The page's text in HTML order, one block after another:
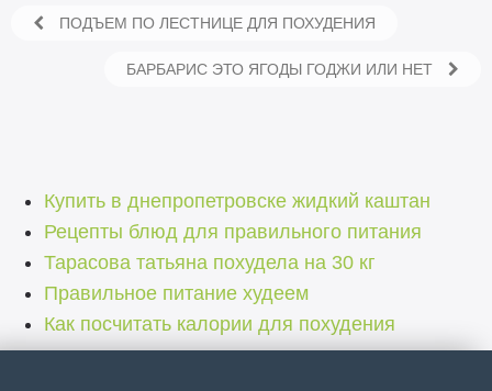
ПОДЪЕМ ПО ЛЕСТНИЦЕ ДЛЯ ПОХУДЕНИЯ
БАРБАРИС ЭТО ЯГОДЫ ГОДЖИ ИЛИ НЕТ
Купить в днепропетровске жидкий каштан
Рецепты блюд для правильного питания
Тарасова татьяна похудела на 30 кг
Правильное питание худеем
Как посчитать калории для похудения